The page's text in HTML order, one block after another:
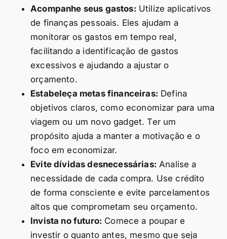
Acompanhe seus gastos: Utilize aplicativos
de finanças pessoais. Eles ajudam a
monitorar os gastos em tempo real,
facilitando a identificação de gastos
excessivos e ajudando a ajustar o
orçamento.
Estabeleça metas financeiras: Defina
objetivos claros, como economizar para uma
viagem ou um novo gadget. Ter um
propósito ajuda a manter a motivação e o
foco em economizar.
Evite dívidas desnecessárias: Analise a
necessidade de cada compra. Use crédito
de forma consciente e evite parcelamentos
altos que comprometam seu orçamento.
Invista no futuro: Comece a poupar e
investir o quanto antes, mesmo que seja